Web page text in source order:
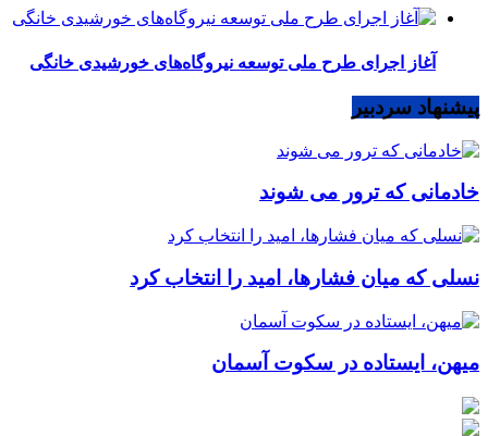
آغاز اجرای طرح ملی توسعه نیروگاه‌های خورشیدی خانگی
پیشنهاد سردبیر
خادمانی که ترور می شوند
نسلی که میان فشارها، امید را انتخاب کرد
میهن، ایستاده در سکوت آسمان